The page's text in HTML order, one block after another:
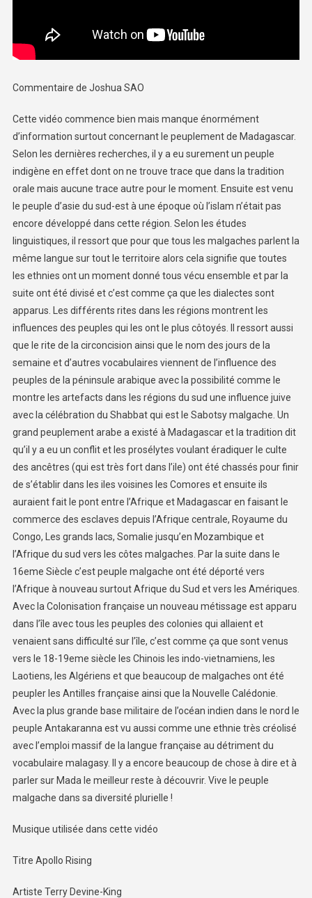
Commentaire de Joshua SAO
Cette vidéo commence bien mais manque énormément
d’information surtout concernant le peuplement de Madagascar.
Selon les dernières recherches, il y a eu surement un peuple
indigène en effet dont on ne trouve trace que dans la tradition
orale mais aucune trace autre pour le moment. Ensuite est venu
le peuple d’asie du sud-est à une époque où l’islam n’était pas
encore développé dans cette région. Selon les études
linguistiques, il ressort que pour que tous les malgaches parlent la
même langue sur tout le territoire alors cela signifie que toutes
les ethnies ont un moment donné tous vécu ensemble et par la
suite ont été divisé et c’est comme ça que les dialectes sont
apparus. Les différents rites dans les régions montrent les
influences des peuples qui les ont le plus côtoyés. Il ressort aussi
que le rite de la circoncision ainsi que le nom des jours de la
semaine et d’autres vocabulaires viennent de l’influence des
peuples de la péninsule arabique avec la possibilité comme le
montre les artefacts dans les régions du sud une influence juive
avec la célébration du Shabbat qui est le Sabotsy malgache. Un
grand peuplement arabe a existé à Madagascar et la tradition dit
qu’il y a eu un conflit et les prosélytes voulant éradiquer le culte
des ancêtres (qui est très fort dans l’ile) ont été chassés pour finir
de s’établir dans les iles voisines les Comores et ensuite ils
auraient fait le pont entre l’Afrique et Madagascar en faisant le
commerce des esclaves depuis l’Afrique centrale, Royaume du
Congo, Les grands lacs, Somalie jusqu’en Mozambique et
l’Afrique du sud vers les côtes malgaches. Par la suite dans le
16eme Siècle c’est peuple malgache ont été déporté vers
l’Afrique à nouveau surtout Afrique du Sud et vers les Amériques.
Avec la Colonisation française un nouveau métissage est apparu
dans l’île avec tous les peuples des colonies qui allaient et
venaient sans difficulté sur l’île, c’est comme ça que sont venus
vers le 18-19eme siècle les Chinois les indo-vietnamiens, les
Laotiens, les Algériens et que beaucoup de malgaches ont été
peupler les Antilles française ainsi que la Nouvelle Calédonie.
Avec la plus grande base militaire de l’océan indien dans le nord le
peuple Antakaranna est vu aussi comme une ethnie très créolisé
avec l’emploi massif de la langue française au détriment du
vocabulaire malagasy. Il y a encore beaucoup de chose à dire et à
parler sur Mada le meilleur reste à découvrir. Vive le peuple
malgache dans sa diversité plurielle !
Musique utilisée dans cette vidéo
Titre Apollo Rising
Artiste Terry Devine-King